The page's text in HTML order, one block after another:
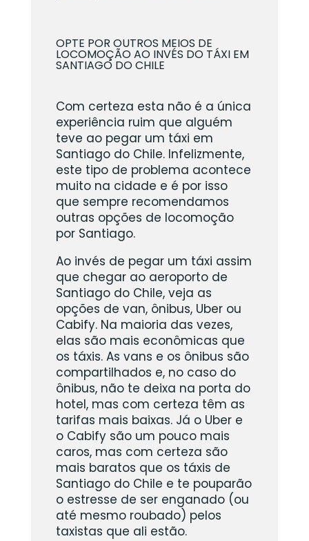
OPTE POR OUTROS MEIOS DE
LOCOMOÇÃO AO INVÉS DO TÁXI EM
SANTIAGO DO CHILE
Com certeza esta não é a única
experiência ruim que alguém
teve ao pegar um táxi em
Santiago do Chile. Infelizmente,
este tipo de problema acontece
muito na cidade e é por isso
que sempre recomendamos
outras opções de locomoção
por Santiago.
Ao invés de pegar um táxi assim
que chegar ao aeroporto de
Santiago do Chile, veja as
opções de van, ônibus, Uber ou
Cabify. Na maioria das vezes,
elas são mais econômicas que
os táxis. As vans e os ônibus são
compartilhados e, no caso do
ônibus, não te deixa na porta do
hotel, mas com certeza têm as
tarifas mais baixas. Já o Uber e
o Cabify são um pouco mais
caros, mas com certeza são
mais baratos que os táxis de
Santiago do Chile e te pouparão
o estresse de ser enganado (ou
até mesmo roubado) pelos
taxistas que ali estão.